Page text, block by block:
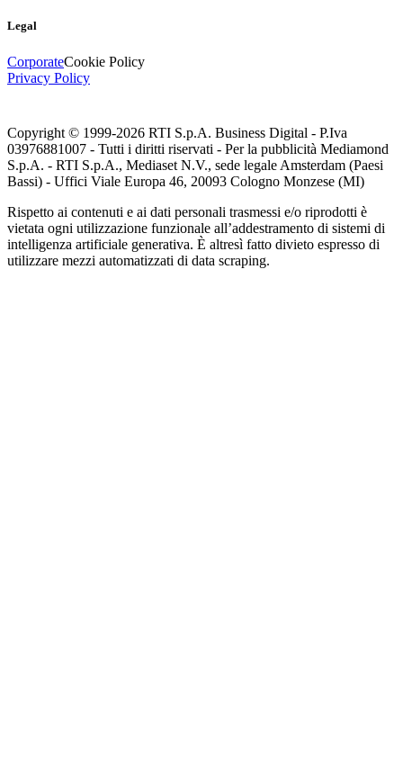
Legal
CorporateCookie Policy
Privacy Policy
Copyright © 1999-2026 RTI S.p.A. Business Digital - P.Iva
03976881007 - Tutti i diritti riservati - Per la pubblicità Mediamond
S.p.A. - RTI S.p.A., Mediaset N.V., sede legale Amsterdam (Paesi
Bassi) - Uffici Viale Europa 46, 20093 Cologno Monzese (MI)
Rispetto ai contenuti e ai dati personali trasmessi e/o riprodotti è
vietata ogni utilizzazione funzionale all’addestramento di sistemi di
intelligenza artificiale generativa. È altresì fatto divieto espresso di
utilizzare mezzi automatizzati di data scraping.